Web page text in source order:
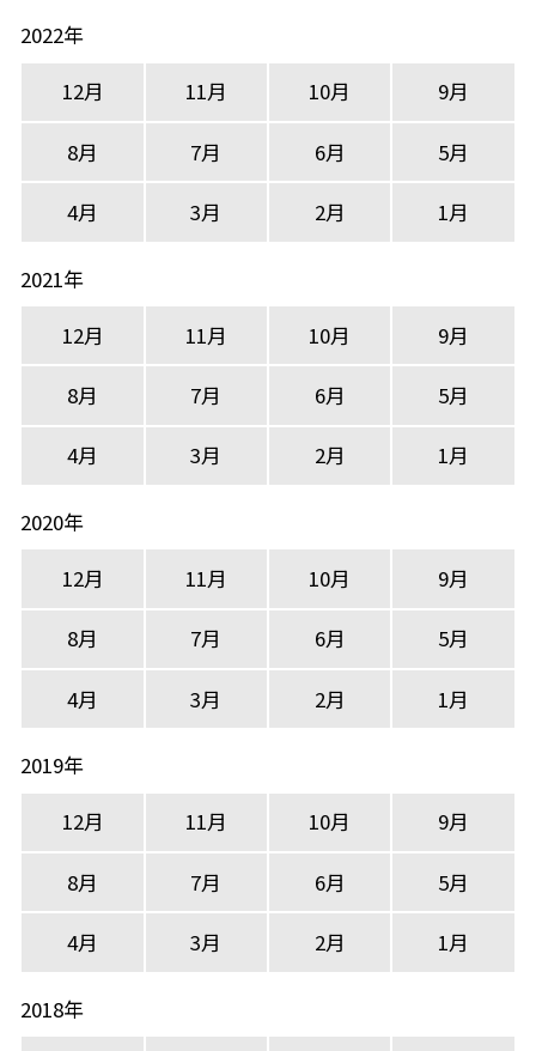
2022年
12月
11月 10月 9月
8月 7月 6月 5月
4月 3月 2月 1月
2021年
12月
11月 10月 9月
8月 7月 6月 5月
4月 3月 2月 1月
2020年
12月
11月 10月 9月
8月 7月 6月 5月
4月 3月 2月 1月
2019年
12月
11月 10月 9月
8月 7月 6月 5月
4月 3月 2月 1月
2018年